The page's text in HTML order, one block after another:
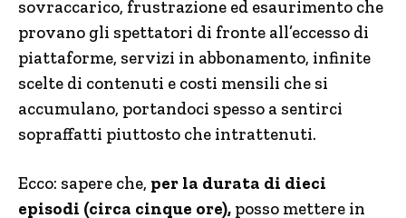
sovraccarico, frustrazione ed esaurimento che
provano gli spettatori di fronte all’eccesso di
piattaforme, servizi in abbonamento, infinite
scelte di contenuti e costi mensili che si
accumulano, portandoci spesso a sentirci
sopraffatti piuttosto che intrattenuti.
Ecco: sapere che, per la durata di dieci
episodi (circa cinque ore), posso mettere in